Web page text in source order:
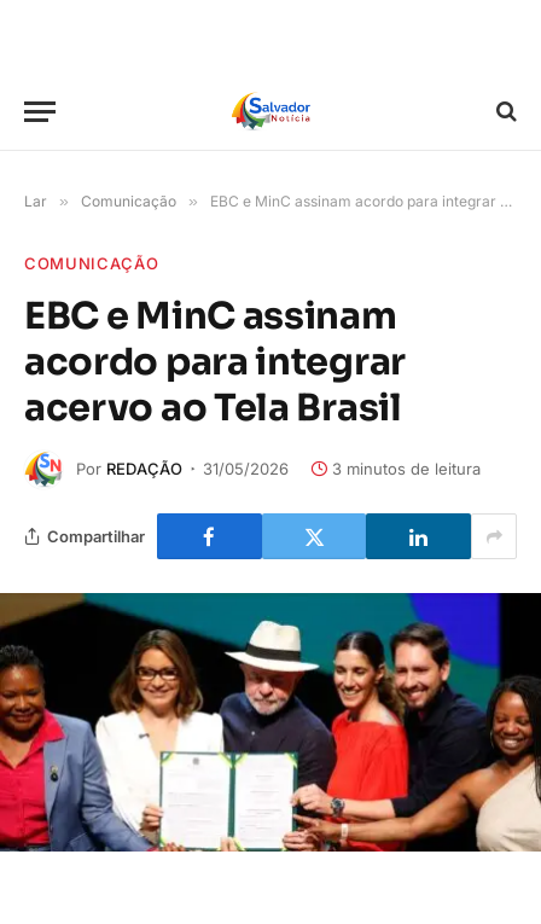
Lar » Comunicação » EBC e MinC assinam acordo para integrar acervo ao Tela Brasil
COMUNICAÇÃO
EBC e MinC assinam
acordo para integrar
acervo ao Tela Brasil
Por REDAÇÃO 31/05/2026 3 minutos de leitura
Compartilhar